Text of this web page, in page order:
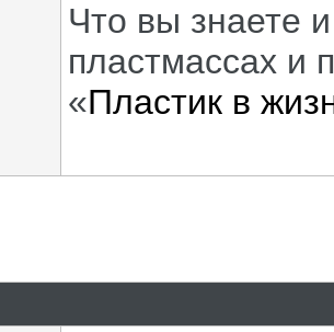
Что вы знаете
пластмассах и
«Пластик в